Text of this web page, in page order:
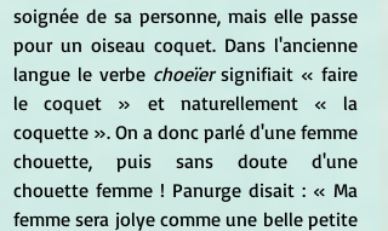
soignée de sa personne, mais elle passe
pour un oiseau coquet. Dans l'ancienne
langue le verbe choeïer signifiait « faire
le coquet » et naturellement « la
coquette ». On a donc parlé d'une femme
chouette, puis sans doute d'une
chouette femme ! Panurge disait : « Ma
femme sera jolye comme une belle petite